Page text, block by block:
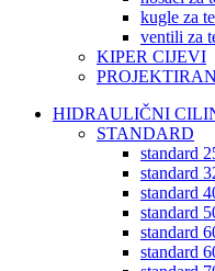
kugle za
ventili za
KIPER CIJEVI
HIDRAULIČNI
STANDARD
standard
standard
standard
standard
standard
standard